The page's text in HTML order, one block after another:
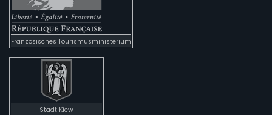
Französisches Tourismusministerium
Stadt Kiew